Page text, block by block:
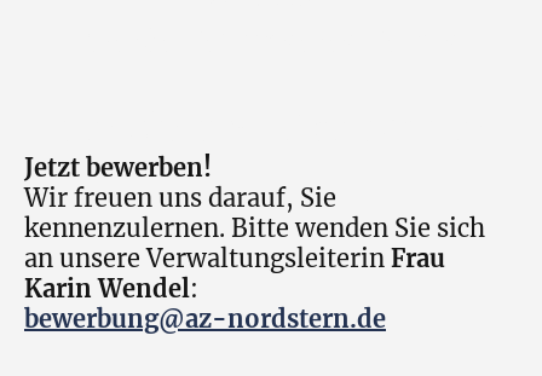
Jetzt bewerben!
Wir freuen uns darauf, Sie
kennenzulernen. Bitte wenden Sie sich
an unsere Verwaltungsleiterin Frau
Karin Wendel:
bewerbung@az-nordstern.de